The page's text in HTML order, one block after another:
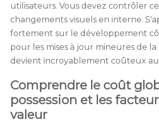
utilisateurs. Vous devez contrôler
changements visuels en interne.
fortement sur le développement
pour les mises à jour mineures de
devient incroyablement coûteux
Comprendre le coût
possession et les
valeur